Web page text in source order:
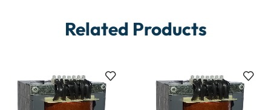
Related Products